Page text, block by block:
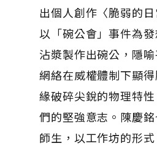
出個人創作〈脆弱的
以「碗公會」事件為
沾漿製作出碗公，隱
網絡在威權體制下顯
緣破碎尖銳的物理特
們的堅強意志。陳慶
師生，以工作坊的形